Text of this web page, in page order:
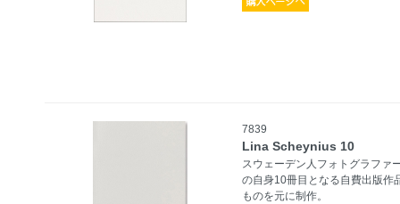
7839
Lina Scheynius 10
スウェーデン人フォトグラファ
の自身10冊目となる自費出版
ものを元に制作。